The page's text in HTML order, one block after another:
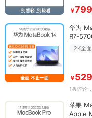
￥
华为
R7-
2K全
￥
1条评论
苹果
Apple